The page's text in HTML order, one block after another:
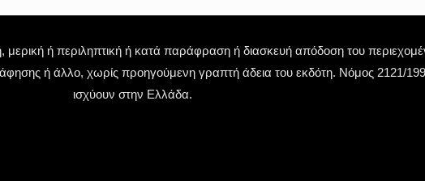
ή περιληπτική ή κατά παράφραση ή διασκευή απόδοση του
ή άλλο, χωρίς προηγούμενη γραπτή άδεια του εκδότη. Νόμος 2121/
ισχύουν στην Ελλάδα.